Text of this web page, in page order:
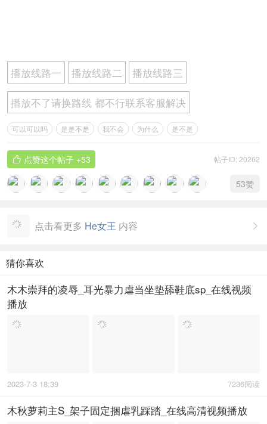
播放线路一 播放线路二
播放线路三
播放不了请换路线 都不行联系客服解决
可以可以吗 是是不是 我不会 为什么 是不是
帖子ID: 20262
 点赞这个帖子 +53
53赞

点击看更多 He女王 内容
猜你喜欢
木木崇拜的凌辱_耳光暴力虐当坐垫舔鞋底sp_在线视频
播放
7236阅读
2023-7-3 18:39
木秋萝莉主S_架子固定捆虐乳踩踏_在线高清视频播放